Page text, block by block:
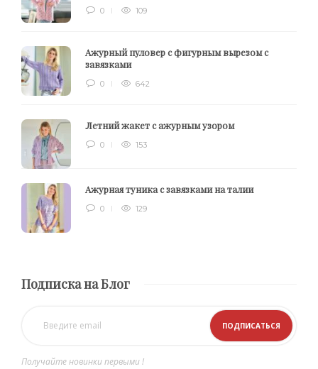
0 109
Ажурный пуловер с фигурным вырезом с
завязками
0 642
Летний жакет с ажурным узором
0 153
Ажурная туника с завязками на талии
0 129
Подписка на Блог
Получайте новинки первыми !